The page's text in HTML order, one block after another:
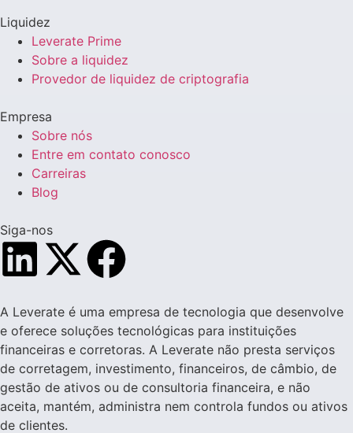
Liquidez
Leverate Prime
Sobre a liquidez
Provedor de liquidez de criptografia
Empresa
Sobre nós
Entre em contato conosco
Carreiras
Blog
Siga-nos
A Leverate é uma empresa de tecnologia que desenvolve
e oferece soluções tecnológicas para instituições
financeiras e corretoras. A Leverate não presta serviços
de corretagem, investimento, financeiros, de câmbio, de
gestão de ativos ou de consultoria financeira, e não
aceita, mantém, administra nem controla fundos ou ativos
de clientes.